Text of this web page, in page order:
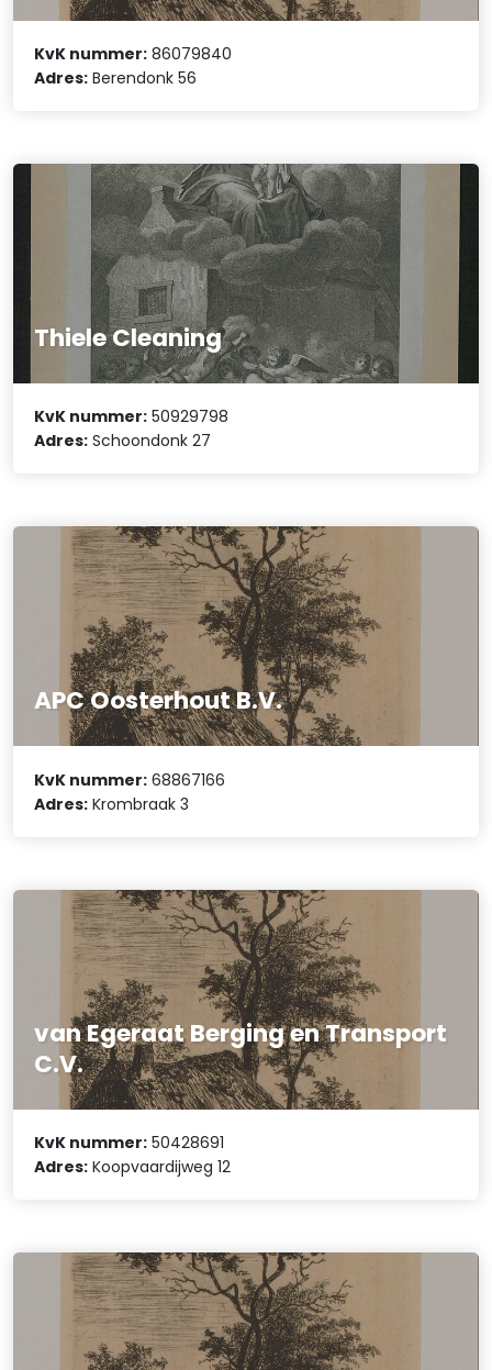
KvK nummer: 86079840
Adres: Berendonk 56
Thiele Cleaning
KvK nummer: 50929798
Adres: Schoondonk 27
APC Oosterhout B.V.
KvK nummer: 68867166
Adres: Krombraak 3
van Egeraat Berging en Transport
C.V.
KvK nummer: 50428691
Adres: Koopvaardijweg 12